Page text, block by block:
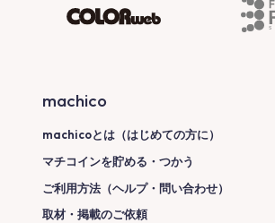
machico
machicoとは（はじめての方に）
マチコインを貯める・つかう
ご利用方法（ヘルプ・問い合わせ）
取材・掲載のご依頼